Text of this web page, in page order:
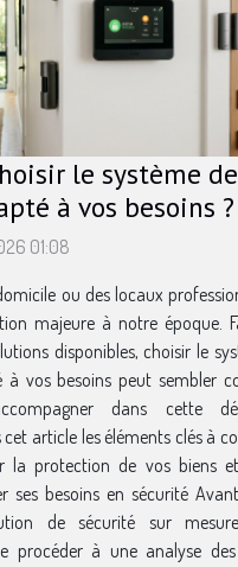
le système de
à vos besoins ?
01:08
ou des locaux
majeure à notre époque.
disponibles, choisir le
à vos besoins peut sembler
dans cette
article les éléments clés à
la protection de vos biens
ses besoins en sécurité
de sécurité sur
procéder à une analyse des